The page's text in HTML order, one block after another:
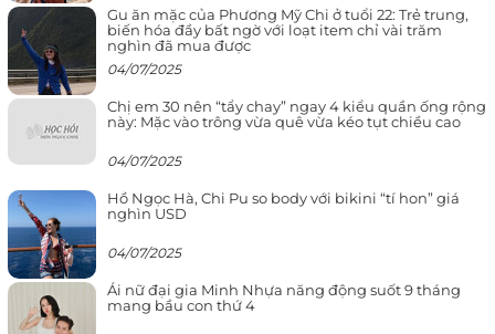
Gu ăn mặc của Phương Mỹ Chi ở tuổi 22: Trẻ trung,
biến hóa đầy bất ngờ với loạt item chỉ vài trăm
nghìn đã mua được
04/07/2025
Chị em 30 nên “tẩy chay” ngay 4 kiểu quần ống rộng
này: Mặc vào trông vừa quê vừa kéo tụt chiều cao
04/07/2025
Hồ Ngọc Hà, Chi Pu so body với bikini “tí hon” giá
nghìn USD
04/07/2025
Ái nữ đại gia Minh Nhựa năng động suốt 9 tháng
mang bầu con thứ 4